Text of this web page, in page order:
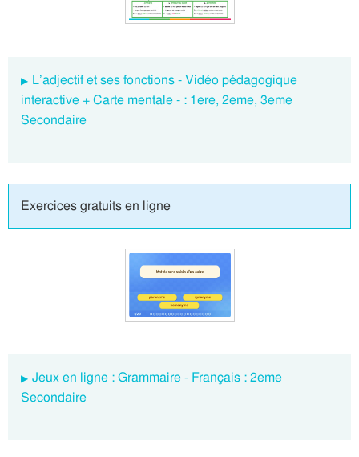
L’adjectif et ses fonctions - Vidéo pédagogique
interactive + Carte mentale - : 1ere, 2eme, 3eme
Secondaire
Exercices gratuits en ligne
Jeux en ligne : Grammaire - Français : 2eme
Secondaire